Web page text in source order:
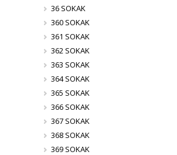
36 SOKAK
360 SOKAK
361 SOKAK
362 SOKAK
363 SOKAK
364 SOKAK
365 SOKAK
366 SOKAK
367 SOKAK
368 SOKAK
369 SOKAK